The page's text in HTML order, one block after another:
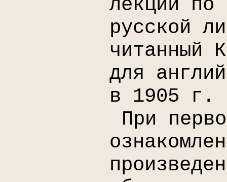
лекций по
русской
читанный
для
в 1905 г.
При